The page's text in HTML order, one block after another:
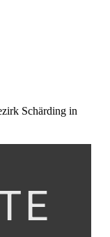
Schärding in